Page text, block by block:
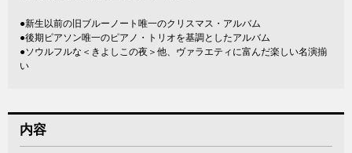
●新生以前の旧ブルーノート唯一のクリスマス・アルバム
●後期ピアソン唯一のピアノ・トリオを基調としたアルバム
●ソウルフルな＜きよしこの夜＞他、ヴァラエティに富んだ楽しい名演揃
い
内容